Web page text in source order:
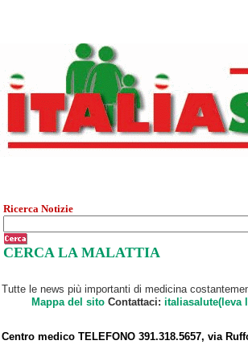
Ricerca Notizie
CERCA LA MALATTIA
Tutte le news più importanti di medicina
Mappa del sitoContattaci: italiasalute(leva
Centro medico TELEFONO 391.318.5657, via